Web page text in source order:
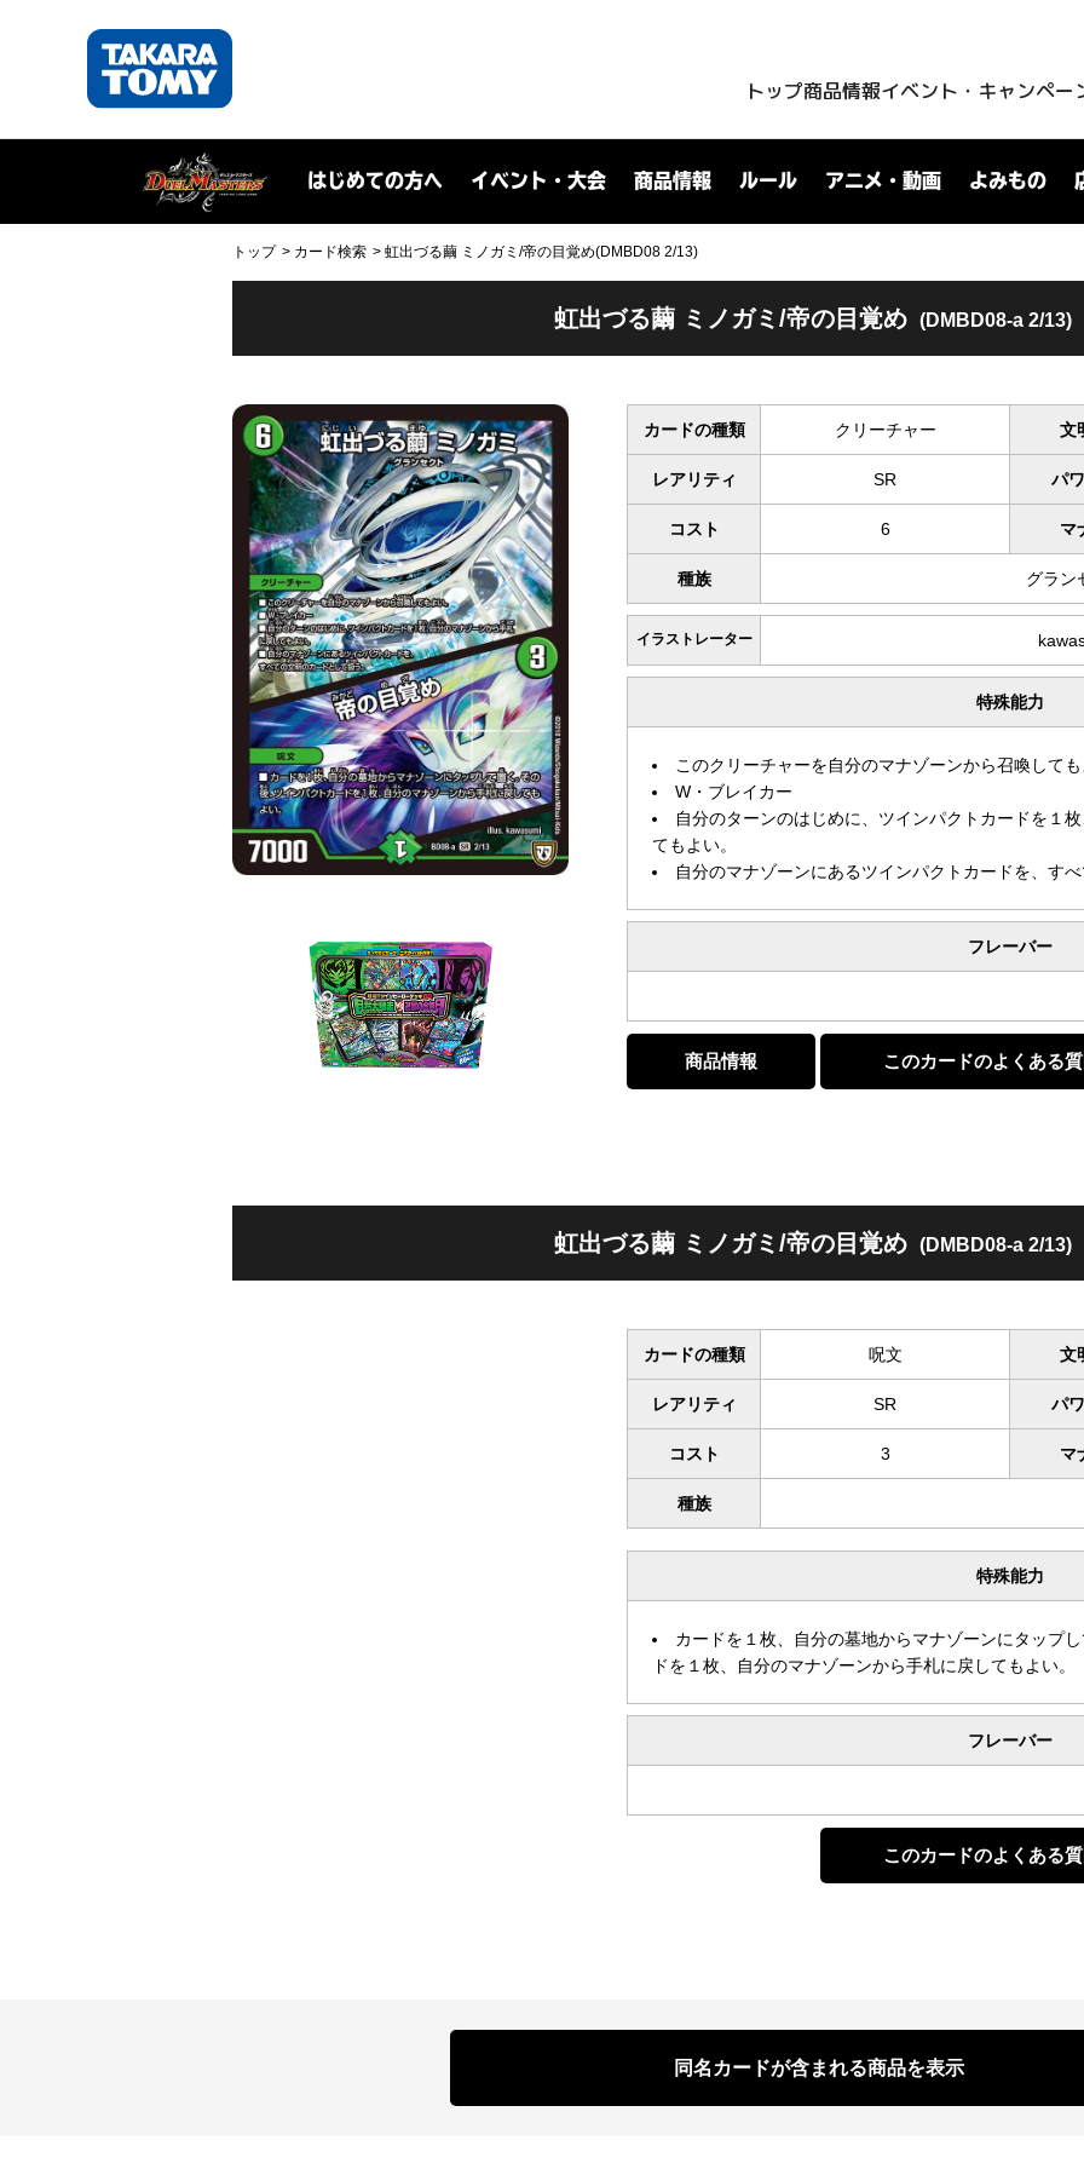
トップ商品情報イベント・キャンペー
はじめての方へ イベント・大会 商品情報 ルール アニメ・動画 よみもの
トップ カード検索 虹出づる繭 ミノガミ/帝の目覚め(DMBD08 2/13)
虹出づる繭 ミノガミ/帝の目覚め (DMBD08-a 2/13)
カードの種類 クリーチャー 文
レアリティ SR パ
コスト 6 マ
種族 グラン
イラストレーター
特殊能力
このクリーチャーを自分のマナゾーンから召喚しても
W・ブレイカー
自分のターンのはじめに、ツインパクトカードを１
てもよい。
自分のマナゾーンにあるツインパクトカードを、す
フレーバー
商品情報 このカードのよくある
虹出づる繭 ミノガミ/帝の目覚め (DMBD08-a 2/13)
カードの種類 呪文 文
レアリティ SR パ
コスト 3 マ
種族
特殊能力
カードを１枚、自分の墓地からマナゾーンにタップ
ドを１枚、自分のマナゾーンから手札に戻してもよい。
フレーバー
このカードのよくある
同名カードが含まれる商品を表示